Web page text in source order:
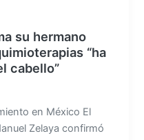
su hermano
“ha
cabello”
en México El
Zelaya confirmó